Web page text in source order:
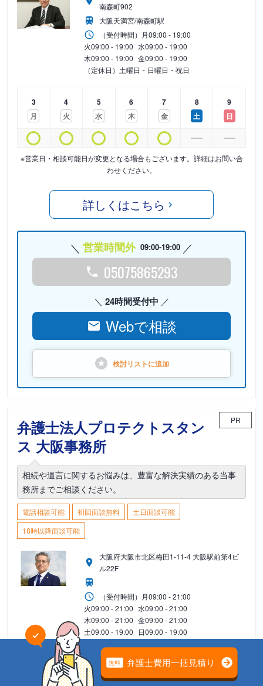
南森町902
大阪天満宮/南森町駅
（受付時間） 月09:00 - 19:00
火09:00 - 19:00 水09:00 - 19:00
木09:00 - 19:00 金09:00 - 19:00
（定休日）土曜日・日曜日・祝日
3
月
4
火
5
水
6
木
7
金
8
土
9
日
※営業日・相談可能日が変更となる場合もございます。詳細はお問い合
わせください。
詳しくはこちら
営業時間外 09:00-19:00
05075865293
24時間受付中
Webで相談
検討リストに追加
弁護士法人プロテクトスタン
ス 大阪事務所
PR
相続や遺言に関するお悩みは、豊富な解決実績のある当事
務所までご相談ください。
電話相談可能 初回面談無料
土日面談可能
18時以降面談可能
大阪府大阪市北区梅田1-11-4 大阪駅前第4ビ
ル22F
（受付時間） 月09:00 - 21:00
火09:00 - 21:00 水09:00 - 21:00
木09:00 - 21:00 金09:00 - 21:00
土09:00 - 19:00 日09:00 - 19:00
4
5
6
7
8
9